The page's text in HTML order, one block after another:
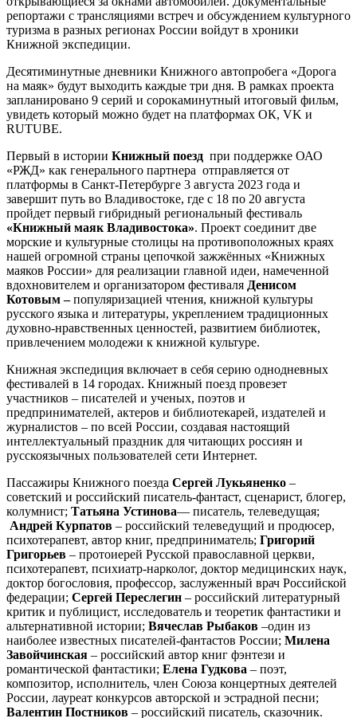
репортажи с трансляциями встреч и обсуждением культурного
туризма в разных регионах России войдут в хроники
Книжной экспедиции.
Десятиминутные дневники Книжного автопробега «Дорога
на маяк» будут выходить каждые три дня. В рамках проекта
запланировано 9 серий и сорокаминутный итоговый фильм,
увидеть который можно будет на платформах ОК, VK и
RUTUBE.
Первый в истории Книжный поезд при поддержке ОАО
«РЖД» как генерального партнера отправляется от
платформы в Санкт-Петербурге 3 августа 2023 года и
завершит путь во Владивостоке, где с 18 по 20 августа
пройдет первый гибридный региональный фестиваль
«Книжный маяк Владивостока». Проект соединит две
морские и культурные столицы на противоположных краях
нашей огромной страны цепочкой зажжённых «Книжных
маяков России» для реализации главной идеи, намеченной
вдохновителем и организатором фестиваля Денисом
Котовым –популяризацией чтения, книжной культуры
русского языка и литературы, укреплением традиционных
духовно-нравственных ценностей, развитием библиотек,
привлечением молодежи к книжной культуре.
Книжная экспедиция включает в себя серию однодневных
фестивалей в 14 городах. Книжный поезд провезет
участников – писателей и ученых, поэтов и
предпринимателей, актеров и библиотекарей, издателей и
журналистов – по всей России, создавая настоящий
интеллектуальный праздник для читающих россиян и
русскоязычных пользователей сети Интернет.
Пассажиры Книжного поезда Сергей Лукьяненко –
советский и российский писатель-фантаст, сценарист, блогер,
колумнист; Татьяна Устинова— писатель, телеведущая;
Андрей Курпатов – российский телеведущий и продюсер,
психотерапевт, автор книг, предприниматель; Григорий
Григорьев – протоиерей Русской православной церкви,
психотерапевт, психиатр-нарколог, доктор медицинских наук,
доктор богословия, профессор, заслуженный врач Российской
федерации; Сергей Переслегин – российский литературный
критик и публицист, исследователь и теоретик фантастики и
альтернативной истории; Вячеслав Рыбаков –один из
наиболее известных писателей-фантастов России; Милена
Завойчинская – российский автор книг фэнтези и
романтической фантастики; Елена Гудкова – поэт,
композитор, исполнитель, член Союза концертных деятелей
России, лауреат конкурсов авторской и эстрадной песни;
Валентин Постников – российский писатель, сказочник.